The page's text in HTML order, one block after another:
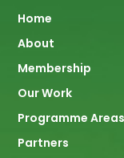
Main
Home
About
Membership
Our Work
Programme Areas
Partners